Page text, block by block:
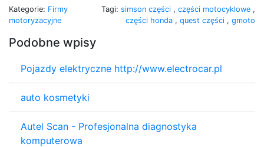
Kategorie: Firmy
motoryzacyjne
Tagi: simson części , części motocyklowe ,
części honda , quest części , gmoto
Podobne wpisy
Pojazdy elektryczne http://www.electrocar.pl
auto kosmetyki
Autel Scan - Profesjonalna diagnostyka
komputerowa